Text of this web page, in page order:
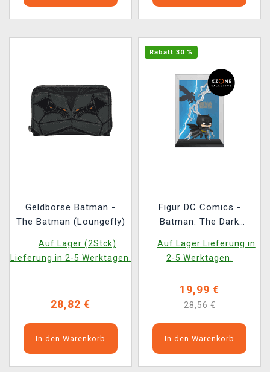
Geldbörse Batman -
The Batman (Loungefly)
Auf Lager (2Stck)
Lieferung in 2-5 Werktagen.
28,82 €
In den Warenkorb
Rabatt 30 %
Figur DC Comics -
Batman: The Dark
POP! Comic Covers 16)
Auf Lager Lieferung in
2-5 Werktagen.
19,99 €
28,56 €
In den Warenkorb